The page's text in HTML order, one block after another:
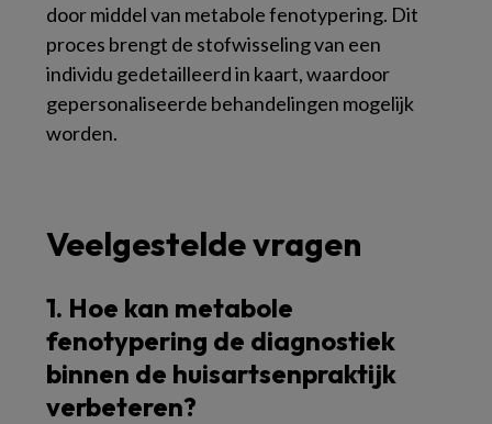
door middel van metabole fenotypering. Dit
proces brengt de stofwisseling van een
individu gedetailleerd in kaart, waardoor
gepersonaliseerde behandelingen mogelijk
worden.
Veelgestelde vragen
1. Hoe kan metabole
fenotypering de diagnostiek
binnen de huisartsenpraktijk
verbeteren?